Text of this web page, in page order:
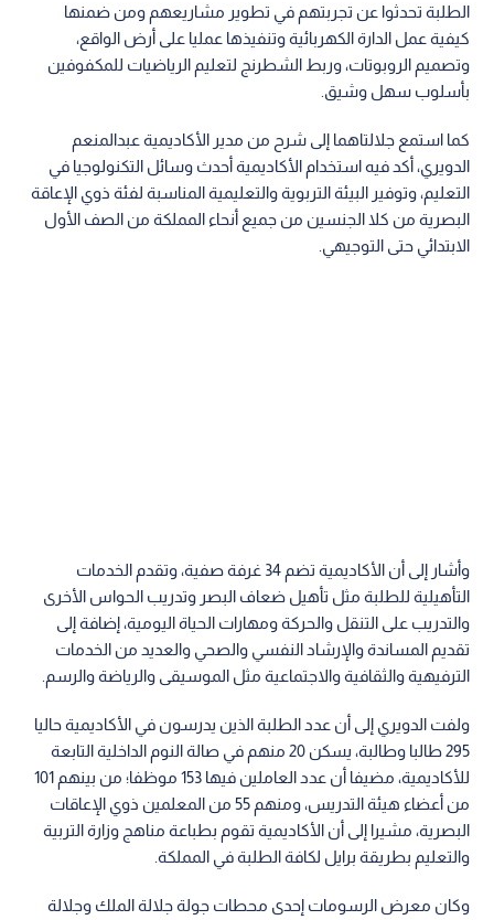
الطلبة تحدثوا عن تجربتهم في تطوير مشاريعهم ومن ضمنها
كيفية عمل الدارة الكهربائية وتنفيذها عمليا على أرض الواقع،
وتصميم الروبوتات، وربط الشطرنج لتعليم الرياضيات للمكفوفين
بأسلوب سهل وشيق.
كما استمع جلالتاهما إلى شرح من مدير الأكاديمية عبدالمنعم
الدويري، أكد فيه استخدام الأكاديمية أحدث وسائل التكنولوجيا في
التعليم، وتوفير البيئة التربوية والتعليمية المناسبة لفئة ذوي الإعاقة
البصرية من كلا الجنسين من جميع أنحاء المملكة من الصف الأول
الابتدائي حتى التوجيهي.
وأشار إلى أن الأكاديمية تضم 34 غرفة صفية، وتقدم الخدمات
التأهيلية للطلبة مثل تأهيل ضعاف البصر وتدريب الحواس الأخرى
والتدريب على التنقل والحركة ومهارات الحياة اليومية، إضافة إلى
تقديم المساندة والإرشاد النفسي والصحي والعديد من الخدمات
الترفيهية والثقافية والاجتماعية مثل الموسيقى والرياضة والرسم.
ولفت الدويري إلى أن عدد الطلبة الذين يدرسون في الأكاديمية حاليا
295 طالبا وطالبة، يسكن 20 منهم في صالة النوم الداخلية التابعة
للأكاديمية، مضيفا أن عدد العاملين فيها 153 موظفا؛ من بينهم 101
من أعضاء هيئة التدريس، ومنهم 55 من المعلمين ذوي الإعاقات
البصرية، مشيرا إلى أن الأكاديمية تقوم بطباعة مناهج وزارة التربية
والتعليم بطريقة برايل لكافة الطلبة في المملكة.
وكان معرض الرسومات إحدى محطات جولة جلالة الملك وجلالة